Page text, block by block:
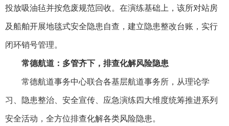
投放吸油毡并按危废规范回收。在演练基础上，该所对站房
及船舶开展地毯式安全隐患自查，建立隐患整改台账，实行
闭环销号管理。
常德航道：多管齐下，排查化解风险隐患
常德航道事务中心联合各基层航道事务所，从理论学
习、隐患整治、安全宣传、应急演练四大维度统筹推进系列
安全活动，全方位排查化解各类风险隐患。